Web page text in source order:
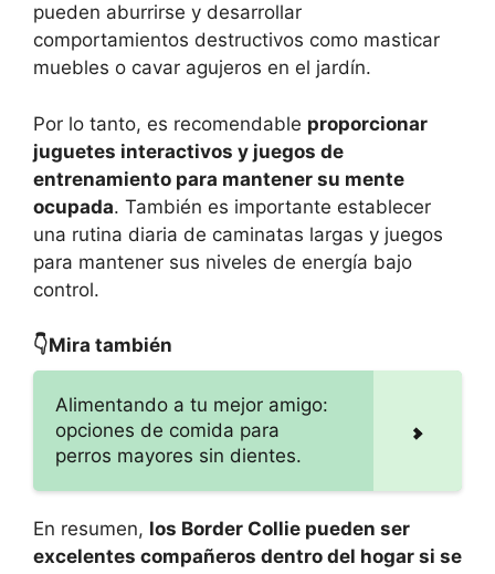
pueden aburrirse y desarrollar
comportamientos destructivos como masticar
muebles o cavar agujeros en el jardín.
Por lo tanto, es recomendable proporcionar
juguetes interactivos y juegos de
entrenamiento para mantener su mente
ocupada. También es importante establecer
una rutina diaria de caminatas largas y juegos
para mantener sus niveles de energía bajo
control.
👇Mira también
Alimentando a tu mejor amigo:
opciones de comida para
perros mayores sin dientes.
En resumen, los Border Collie pueden ser
excelentes compañeros dentro del hogar si se